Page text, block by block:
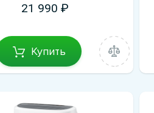
21 990
Купить